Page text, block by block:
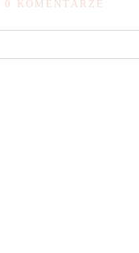
0 KOMENTARZE